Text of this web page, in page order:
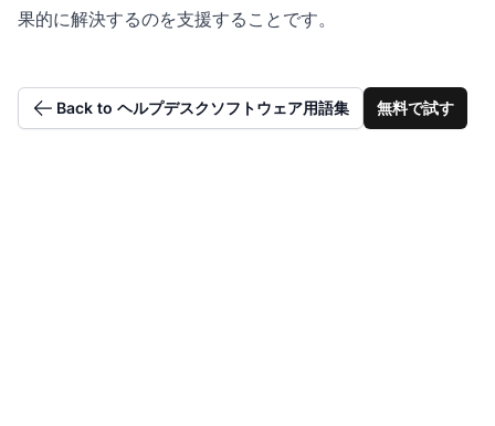
果的に解決するのを支援することです。
Back to ヘルプデスクソフトウェア用語集 無料で試す